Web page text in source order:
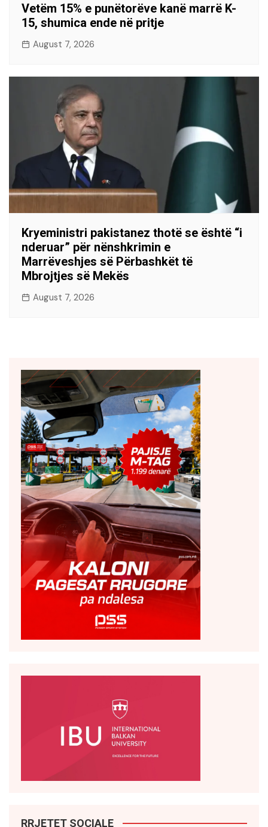
Vetëm 15% e punëtorëve kanë marrë K-
15, shumica ende në pritje
August 7, 2026
Kryeministri pakistanez thotë se është “i
nderuar” për nënshkrimin e
Marrëveshjes së Përbashkët të
Mbrojtjes së Mekës
August 7, 2026
RRJETET SOCIALE